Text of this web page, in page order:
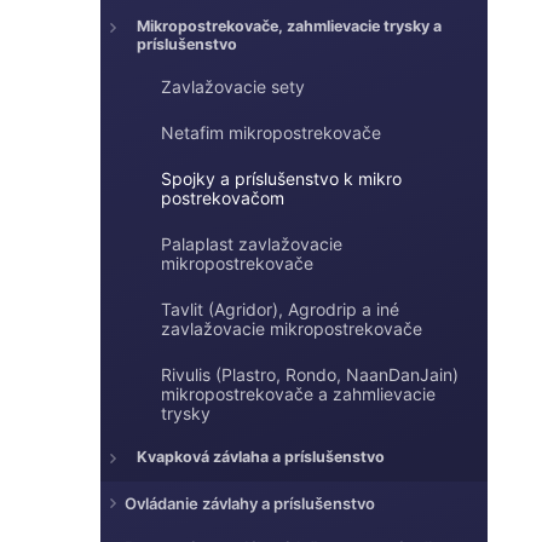
ne
Mikropostrekovače, zahmlievacie trysky a
príslušenstvo
Zavlažovacie sety
Netafim mikropostrekovače
Spojky a príslušenstvo k mikro
postrekovačom
Palaplast zavlažovacie
mikropostrekovače
Tavlit (Agridor), Agrodrip a iné
zavlažovacie mikropostrekovače
Rivulis (Plastro, Rondo, NaanDanJain)
mikropostrekovače a zahmlievacie
trysky
Kvapková závlaha a príslušenstvo
Ovládanie závlahy a príslušenstvo